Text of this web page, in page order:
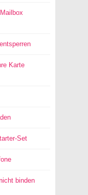
Karte
Set
binden